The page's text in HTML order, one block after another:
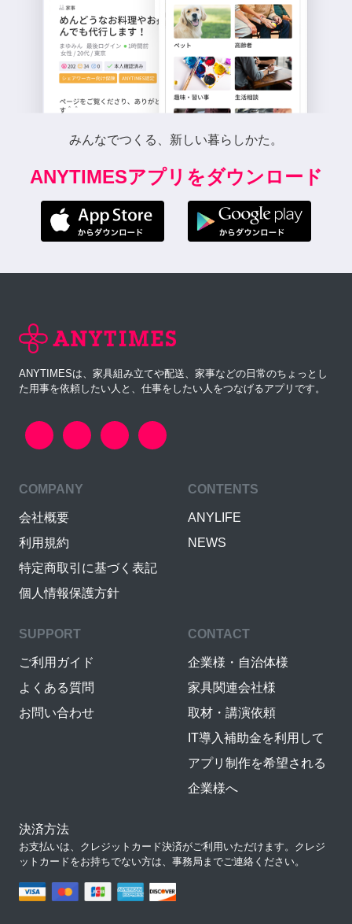
みんなでつくる、新しい暮らしかた。
ANYTIMESアプリをダウンロード
ANYTIMESは、家具組み立てや配送、家事などの日常のちょっとし
た用事を依頼したい人と、仕事をしたい人をつなげるアプリです。
COMPANY
会社概要
利用規約
特定商取引に基づく表記
個人情報保護方針
CONTENTS
ANYLIFE
NEWS
SUPPORT
ご利用ガイド
よくある質問
お問い合わせ
CONTACT
企業様・自治体様
家具関連会社様
取材・講演依頼
IT導入補助金を利用して
アプリ制作を希望される
企業様へ
決済方法
お支払いは、クレジットカード決済がご利用いただけます。クレジ
ットカードをお持ちでない方は、事務局までご連絡ください。